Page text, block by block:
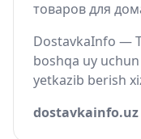
товаров для
DostavkaInfo —
boshqa uy
yetkazib berish
dostavkainfo.uz